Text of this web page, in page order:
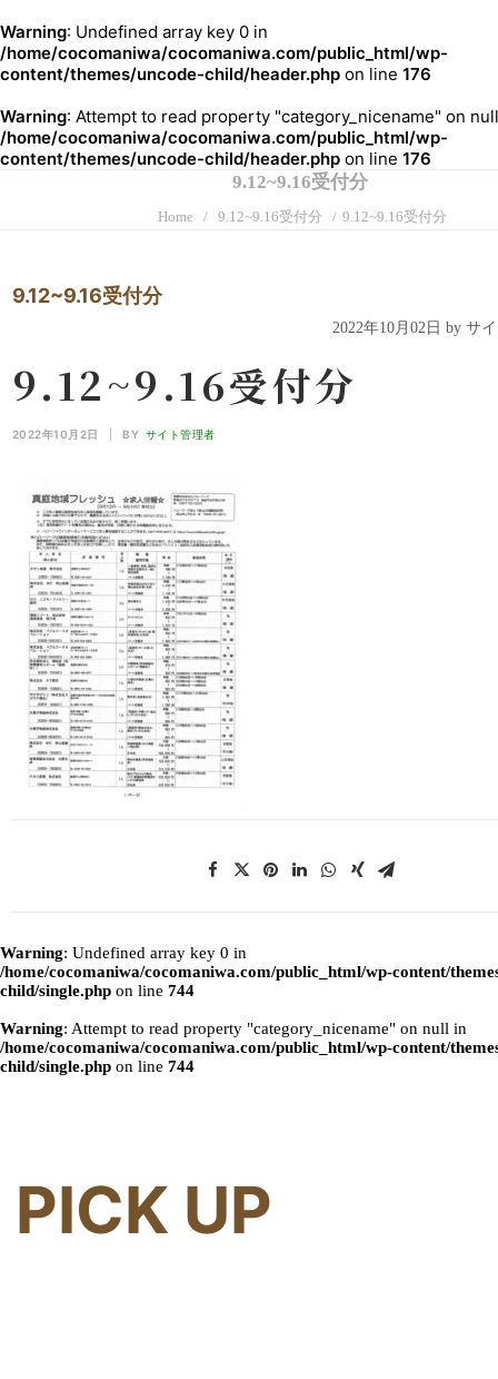
Warning: Undefined array key 0 in
/home/cocomaniwa/cocomaniwa.com/public_html/wp-
content/themes/uncode-child/header.php on line 176
Warning: Attempt to read property "category_nicename" on
/home/cocomaniwa/cocomaniwa.com/public_html/wp-
content/themes/uncode-child/header.php on line 176
9.12~9.16受付分
Home 9.12~9.16受付分 9.12~9.16受付分
9.12~9.16受付分
2022年10月02日 by サ
9.12~9.16受付分
2022年10月2日 BY サイト管理者
Warning: Undefined array key 0 in
/home/cocomaniwa/cocomaniwa.com/public_html/wp-content/
child/single.php on line 744
Warning: Attempt to read property "category_nicename" on null in
/home/cocomaniwa/cocomaniwa.com/public_html/wp-content/
child/single.php on line 744
PICK UP